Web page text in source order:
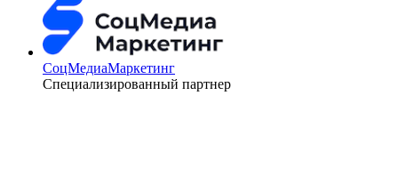
СоцМедиаМаркетинг
Специализированный партнер